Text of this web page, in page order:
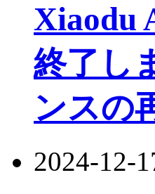
Xiaodu
終了し
ンスの
2024-12-